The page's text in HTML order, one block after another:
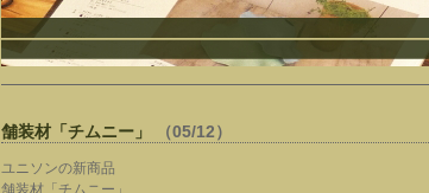
舗装材「チムニー」 （05/12）
ユニソンの新商品
舗装材「チムニー」